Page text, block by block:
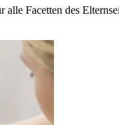
alle Facetten des